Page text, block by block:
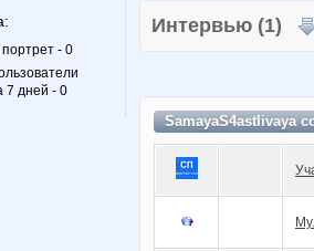
- 0
7 дней - 0
Интервью (1)
SamayaS4astlivaya